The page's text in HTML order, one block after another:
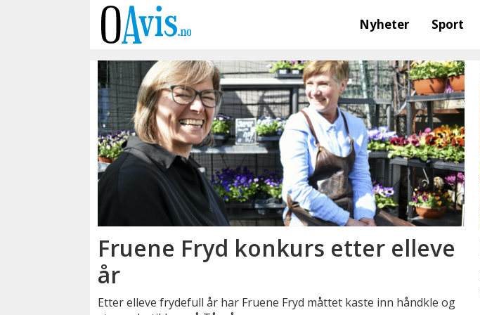
Nyheter Sport
Fruene Fryd konkurs etter elleve
år
Etter elleve frydefull år har Fruene Fryd måttet kaste inn håndkle og